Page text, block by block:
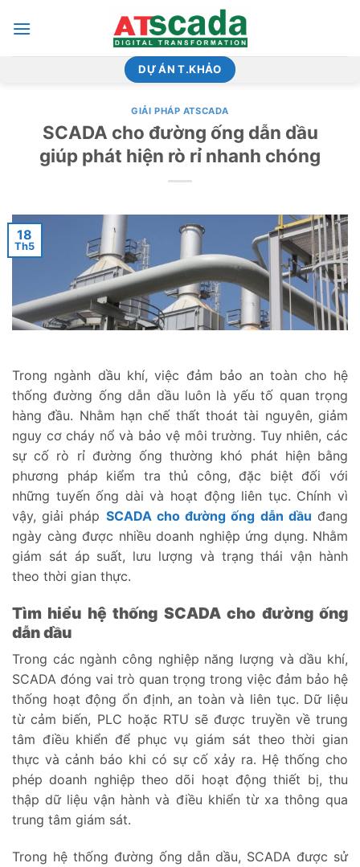
qua
DỰ ÁN T.KHẢO
GIẢI PHÁP ATSCADA
SCADA cho đường ống dẫn dầu
giúp phát hiện rò rỉ nhanh chóng
18
Th5
Trong ngành dầu khí, việc đảm bảo an toàn cho hệ
thống đường ống dẫn dầu luôn là yếu tố quan trọng
hàng đầu. Nhằm hạn chế thất thoát tài nguyên, giảm
nguy cơ cháy nổ và bảo vệ môi trường. Tuy nhiên, các
sự cố rò rỉ đường ống thường khó phát hiện bằng
phương pháp kiểm tra thủ công, đặc biệt đối với
những tuyến ống dài và hoạt động liên tục. Chính vì
vậy, giải pháp SCADA cho đường ống dẫn dầu đang
ngày càng được nhiều doanh nghiệp ứng dụng. Nhằm
giám sát áp suất, lưu lượng và trạng thái vận hành
theo thời gian thực.
Tìm hiểu hệ thống SCADA cho đường ống
dẫn dầu
Trong các ngành công nghiệp năng lượng và dầu khí,
SCADA đóng vai trò quan trọng trong việc đảm bảo hệ
thống hoạt động ổn định, an toàn và liên tục. Dữ liệu
từ cảm biến, PLC hoặc RTU sẽ được truyền về trung
tâm điều khiển để phục vụ giám sát theo thời gian
thực và cảnh báo khi có sự cố xảy ra. Hệ thống cho
phép doanh nghiệp theo dõi hoạt động thiết bị, thu
thập dữ liệu vận hành và điều khiển từ xa thông qua
trung tâm giám sát.
Trong hệ thống đường ống dẫn dầu, SCADA được sử